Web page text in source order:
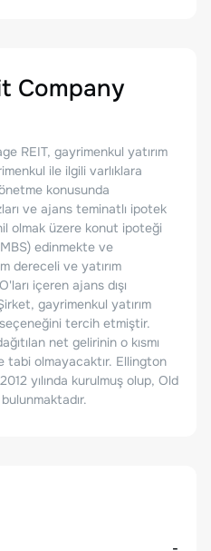
Company
REIT, gayrimenkul yatırım
ile ilgili varlıklara
konusunda
ve ajans teminatlı ipotek
olmak üzere konut ipoteği
edinmekte ve
dereceli ve yatırım
içeren ajans dışı
gayrimenkul yatırım
tercih etmiştir.
net gelirinin o kısmı
tabi olmayacaktır. Ellington
yılında kurulmuş olup, Old